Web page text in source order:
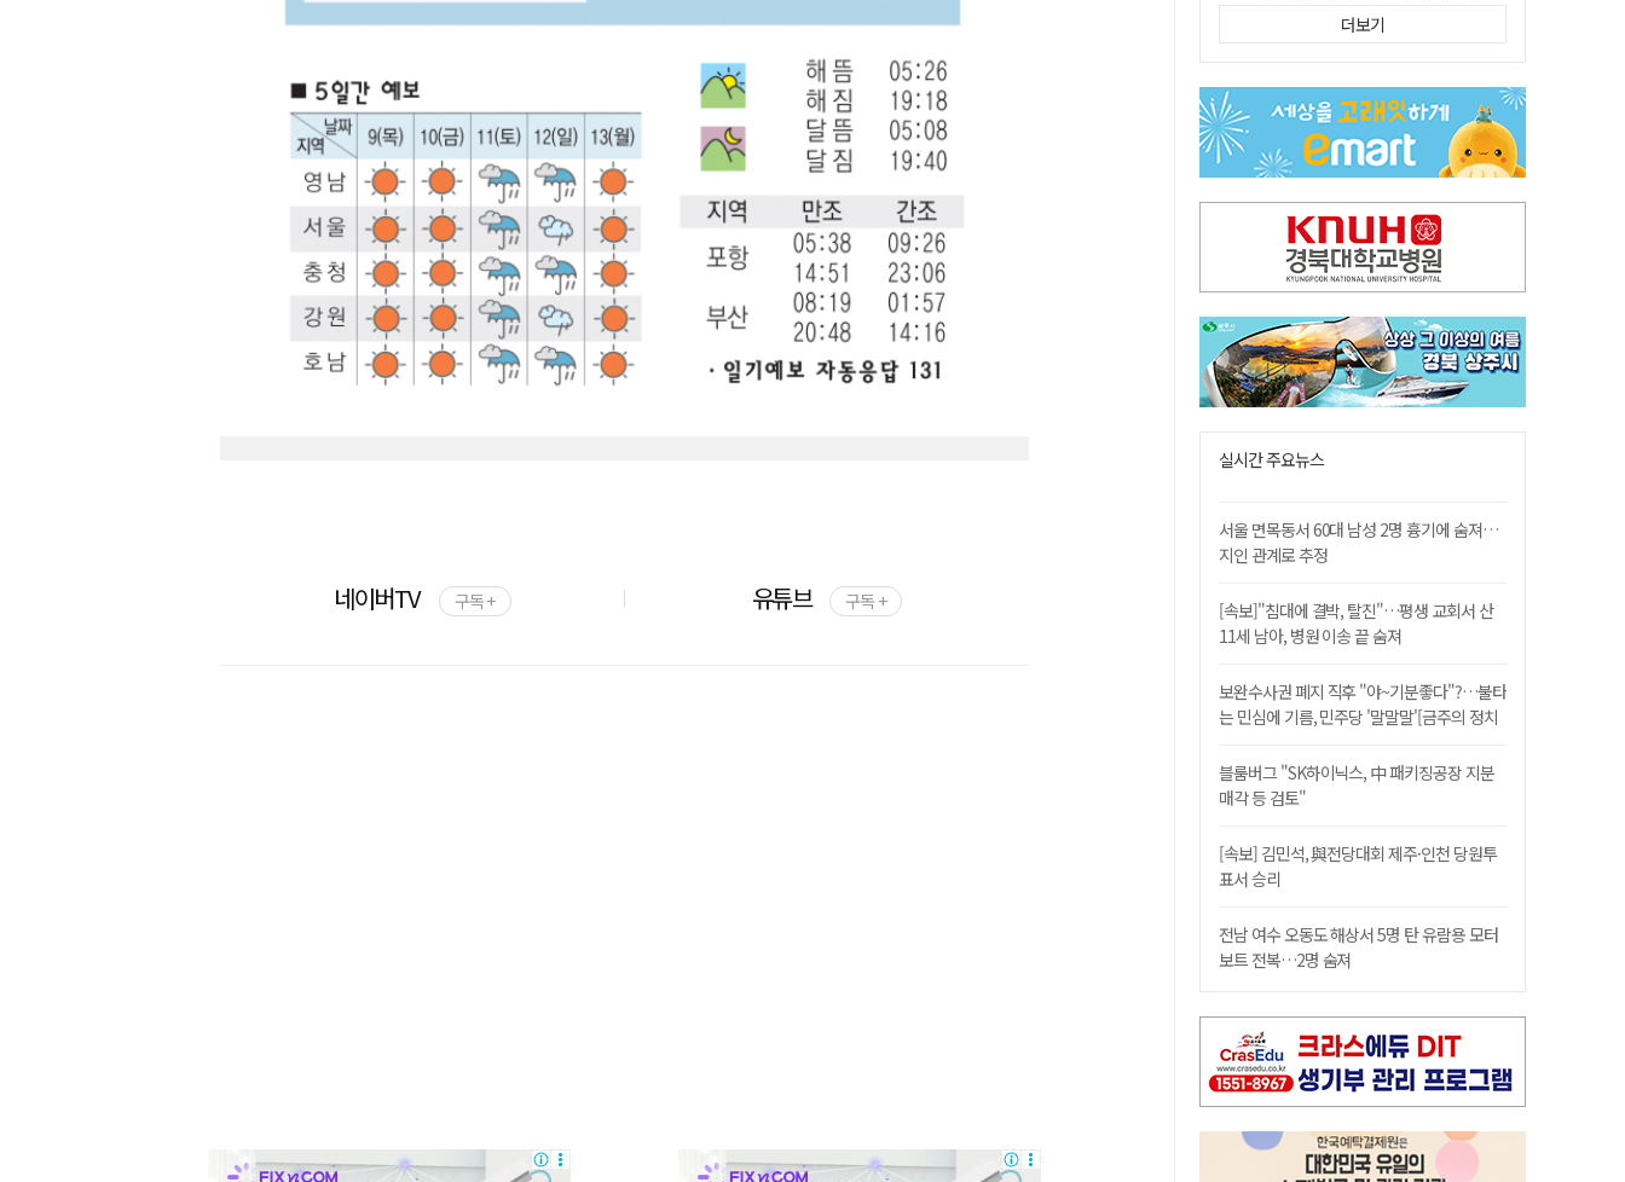
네이버TV 구독 + 유튜브 구독 +
"경로당 통장에 비밀번호가 적혀 있다"…전국 돌며 경로당 13곳 턴 30대 구속
예안향교 대성전, '국가지정 보물로 지정'
"침대에 결박, 탈진"…평생 교회서 산 11세 남아, 병원 이송 끝 숨져
거동 불편 모녀 덮친 새벽 화재…90대 어머니·60대 딸 숨져
더보기
실시간 주요뉴스
서울 면목동서 60대 남성 2명 흉기에 숨져…
지인 관계로 추정
[속보]"침대에 결박, 탈진"…평생 교회서 산
11세 남아, 병원 이송 끝 숨져
보완수사권 폐지 직후 "야~기분좋다"?…불타
는 민심에 기름, 민주당 '말말말'[금주의 정치
블룸버그 "SK하이닉스, 中 패키징공장 지분
매각 등 검토"
[속보] 김민석, 與전당대회 제주·인천 당원투
표서 승리
전남 여수 오동도 해상서 5명 탄 유람용 모터
보트 전복…2명 숨져